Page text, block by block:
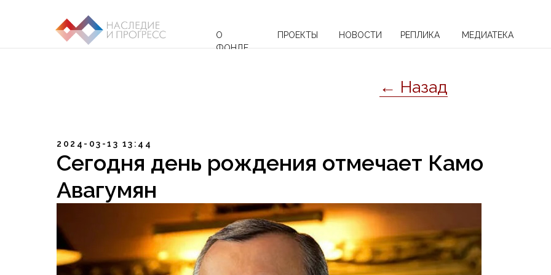
ПРОЕКТЫ НОВОСТИ МЕДИАТЕКА
О
ФОНДЕ
РЕПЛИКА
← Назад
2024-03-13 13:44
Сегодня день рождения отмечает Камо
Авагумян